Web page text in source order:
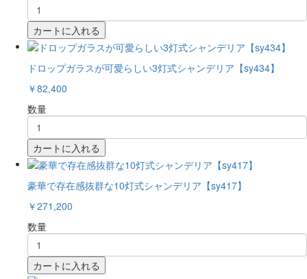
カートに入れる
ドロップガラスが可愛らしい3灯式シャンデリア【sy434】
￥82,400
数量
カートに入れる
豪華で存在感抜群な10灯式シャンデリア【sy417】
￥271,200
数量
カートに入れる